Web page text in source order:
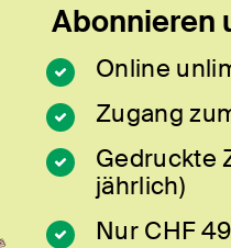
Abonnieren
Online
Zugang
Gedruckte
jährlich)
Nur CHF